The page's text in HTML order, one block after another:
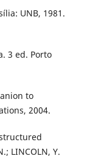
UNB, 1981.
3 ed. Porto
to
2004.
LINCOLN, Y.